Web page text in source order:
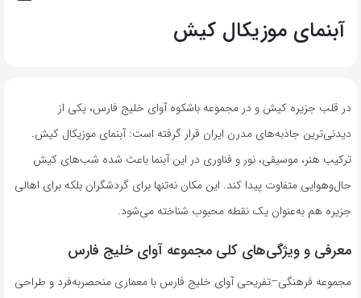
آبنمای موزیکال کیش
در قلب جزیره کیش و در مجموعه باشکوه آوای خلیج فارس، یکی از
دیدنی‌ترین جاذبه‌های مدرن ایران قرار گرفته است: آبنمای موزیکال کیش.
ترکیب هنر، موسیقی، نور و فناوری در این آبنما باعث شده شب‌های کیش
حال‌وهوایی متفاوت پیدا کند. این مکان نه‌تنها برای گردشگران بلکه برای اهالی
جزیره هم به‌عنوان یک نقطه محبوب شناخته می‌شود.
معرفی و ویژگی‌های کلی مجموعه آوای خلیج فارس
مجموعه فرهنگی–تفریحی آوای خلیج فارس با معماری منحصر‌به‌فرد و طراحی